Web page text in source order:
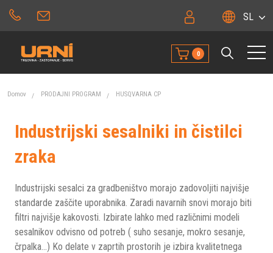
SL
0
Domov PRODAJNI PROGRAM HUSQVARNA CP
Industrijski sesalniki in čistilci
zraka
Industrijski sesalci za gradbeništvo morajo zadovoljiti najvišje
standarde zaščite uporabnika. Zaradi navarnih snovi morajo biti
filtri najvišje kakovosti. Izbirate lahko med različnimi modeli
sesalnikov odvisno od potreb ( suho sesanje, mokro sesanje,
črpalka...) Ko delate v zaprtih prostorih je izbira kvalitetnega